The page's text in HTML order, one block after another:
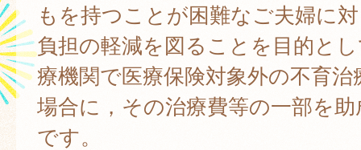
もを持つことが困難なご夫婦に
負担の軽減を図ることを目的と
療機関で医療保険対象外の不育
場合に，その治療費等の一部を
です。